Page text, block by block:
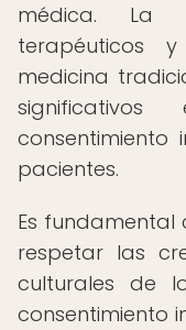
médica. La
terapéuticos
medicina
pacientes.
Es
respetar las
culturales de
consentimiento